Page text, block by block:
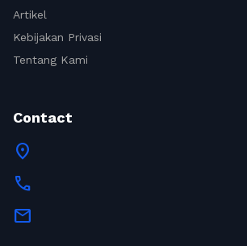
Artikel
Kebijakan Privasi
Tentang Kami
Contact
location_on
call
mail